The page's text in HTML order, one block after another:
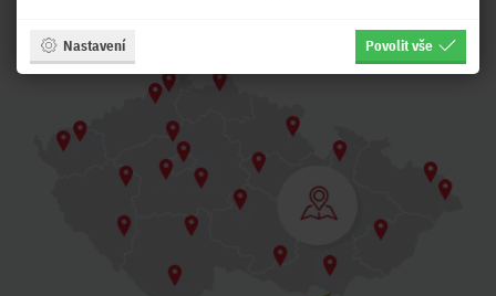
Nastavení Povolit vše